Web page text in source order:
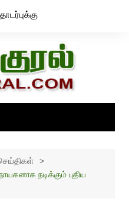
நடிக்கும் புதிய